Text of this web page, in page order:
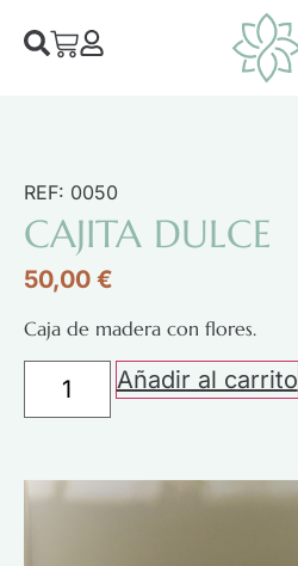
REF: 0050
CAJITA DULCE
50,00 €
Caja de madera con flores.
Añadir al carrito